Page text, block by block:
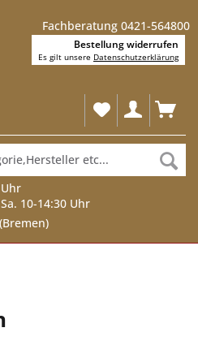
Fachberatung 0421-564800
10-14:30 Uhr
Bestellung widerrufen
Es gilt unsere Datenschutzerklärung